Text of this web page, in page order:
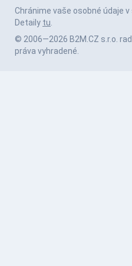
Chránime vaše osobné údaje v
Detaily tu.
© 2006—2026 B2M.CZ s.r.o.
práva vyhradené.